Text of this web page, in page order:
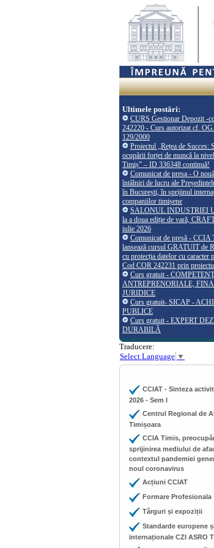
Ultimele postări:
CURS Gestionar Depozit -
242220 - Curs autorizat cf.
129/2000
Proiectul „Rețea de Succes:
ocupării forței de muncă la
Timiș” – ID 336348 continuă!
Comunicat de presa - O
întâlniri de lucru ale
în București, în sprijinul
companiilor timișene
SALONUL INDUSTRIEI
la a doua ediție de vară,
iulie 2026
Comunicat de presă - CCIA
lansează cursul GRATUIT de
cu protecția datelor cu caracter
Cod COR 242231 prin
Curs gratuit -
ANTREPRENORIALE,
JURIDICE
Curs gratuit- SICAP -
PUBLICE
Curs gratuit - EXPERT
DURABILĂ
Traducere:
Select Language ▼
CCIAT - Sinteza
2026 - Sem I
Centrul Regional de
Timișoara
CCIA Timis,
sprijinirea mediului de
contextul pandemiei
noul coronavirus
Acțiuni CCIAT
Formare Profesionala
Târguri și expoziții
Standarde europene
internaționale CZI ASRO